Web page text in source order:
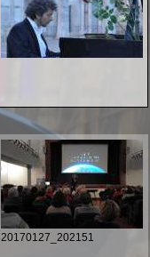
20170127_202151